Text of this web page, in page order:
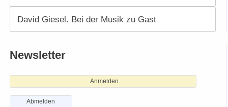
David Giesel. Bei der Musik zu Gast
Newsletter
Anmelden
Abmelden